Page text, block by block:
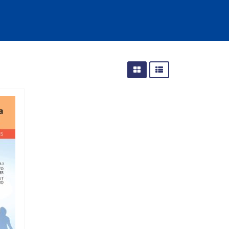
(278)
de referência (47)
(8)
(132)
africanos (30)
(1)